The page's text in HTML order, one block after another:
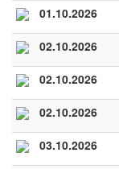
01.10.2026
02.10.2026
02.10.2026
02.10.2026
03.10.2026